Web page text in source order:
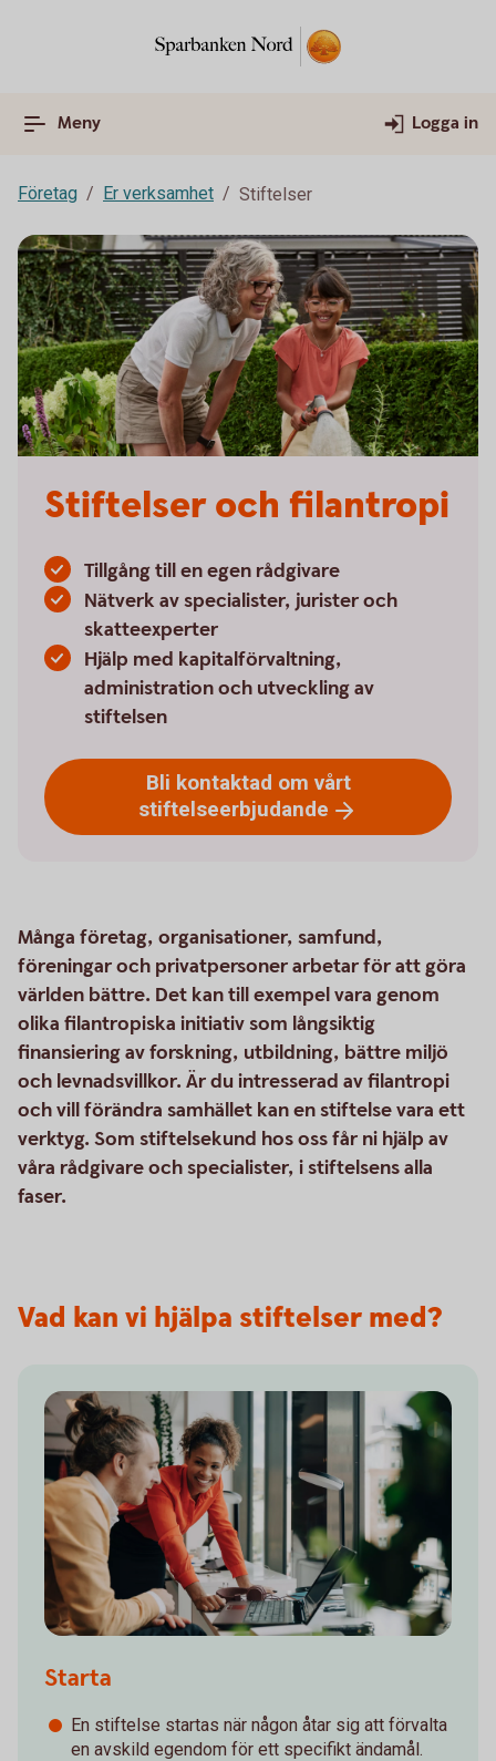
Meny Logga in
Företag Er verksamhet Stiftelser
Stiftelser och filantropi
Tillgång till en egen rådgivare
Nätverk av specialister, jurister och
skatteexperter
Hjälp med kapitalförvaltning,
administration och utveckling av
stiftelsen
Bli kontaktad om vårt
stiftelseerbjudande
Många företag, organisationer, samfund,
föreningar och privatpersoner arbetar för att göra
världen bättre. Det kan till exempel vara genom
olika filantropiska initiativ som långsiktig
finansiering av forskning, utbildning, bättre miljö
och levnadsvillkor. Är du intresserad av filantropi
och vill förändra samhället kan en stiftelse vara ett
verktyg. Som stiftelsekund hos oss får ni hjälp av
våra rådgivare och specialister, i stiftelsens alla
faser.
Vad kan vi hjälpa stiftelser med?
Starta
En stiftelse startas när någon åtar sig att förvalta
en avskild egendom för ett specifikt ändamål.